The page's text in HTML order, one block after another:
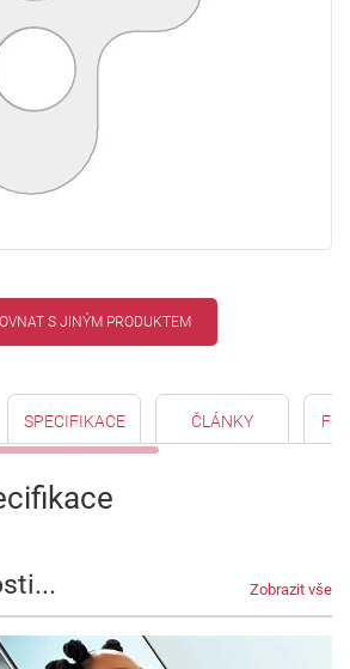
S JINÝM PRODUKTEM
SPECIFIKACE ČLÁNKY
Zobrazit vše